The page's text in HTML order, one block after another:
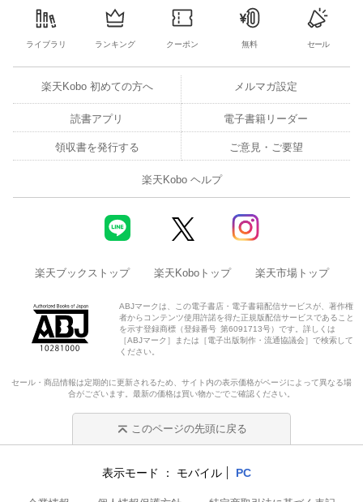
ライブラリ ランキング クーポン 無料 セール
楽天Kobo 初めての方へ メルマガ設定
読書アプリ 電子書籍リーダー
領収書を発行する ご意見・ご要望
楽天Kobo ヘルプ
楽天ブックストップ 楽天Koboトップ 楽天市場トップ
ABJマークは、この電子書店・電子書籍配信サービスが、著作権
者からコンテンツ使用許諾を得た正規版配信サービスであること
を示す登録商標（登録番号 第6091713号）です。詳しくは
［ABJマーク］または［電子出版制作・流通協議会］で検索して
ください。
セール・商品情報は定期的に更新されるため、サイト内の表示価格がページによって異なる場
合がございます。最新の価格は買い物かごでご確認ください。
このページの先頭に戻る
表示モード モバイル PC